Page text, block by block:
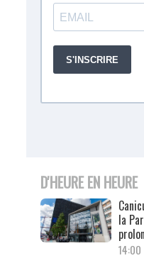
D'HEURE EN HEURE
la
14:00